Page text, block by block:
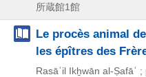
所蔵館1館
Le procès animal
les épîtres des
Rasāʾil Ikẖwān al-Ṣafāʾ